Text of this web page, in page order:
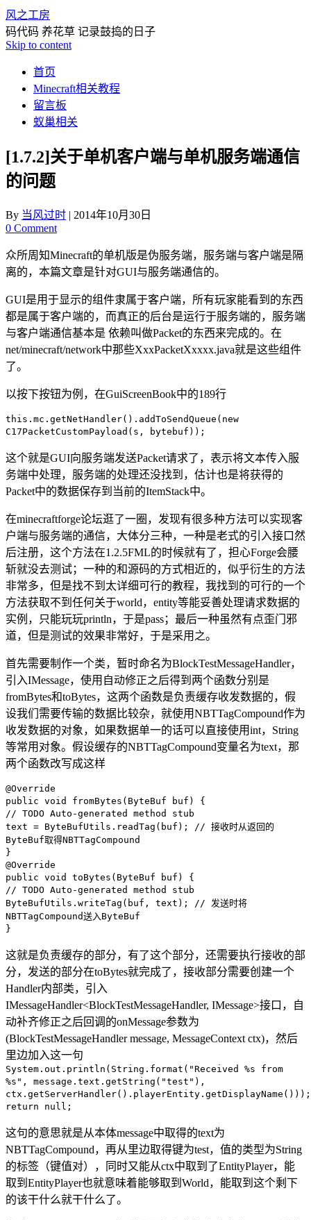
风之工房
码代码 养花草 记录鼓捣的日子
Skip to content
首页
Minecraft相关教程
留言板
蚁巢相关
[1.7.2]关于单机客户端与单机服务端通信
的问题
By 当风过时 | 2014年10月30日
0 Comment
众所周知Minecraft的单机版是伪服务端，服务端与客户端是隔
离的，本篇文章是针对GUI与服务端通信的。
GUI是用于显示的组件隶属于客户端，所有玩家能看到的东西
都是属于客户端的，而真正的后台是运行于服务端的，服务端
与客户端通信基本是 依赖叫做Packet的东西来完成的。在
net/minecraft/network中那些XxxPacketXxxxx.java就是这些组件
了。
以按下按钮为例，在GuiScreenBook中的189行
this.mc.getNetHandler().addToSendQueue(new
C17PacketCustomPayload(s, bytebuf));
这个就是GUI向服务端发送Packet请求了，表示将文本传入服
务端中处理，服务端的处理还没找到，估计也是将获得的
Packet中的数据保存到当前的ItemStack中。
在minecraftforge论坛逛了一圈，发现有很多种方法可以实现客
户端与服务端的通信，大体分三种，一种是老式的引入接口然
后注册，这个方法在1.2.5FML的时候就有了，担心Forge会腰
斩就没去测试；一种的和源码的方式相近的，似乎衍生的方法
非常多，但是找不到太详细可行的教程，我找到的可行的一个
方法获取不到任何关于world，entity等能妥善处理请求数据的
实例，只能玩玩println，于是pass；最后一种虽然有点歪门邪
道，但是测试的效果非常好，于是采用之。
首先需要制作一个类，暂时命名为BlockTestMessageHandler，
引入IMessage，使用自动修正之后得到两个函数分别是
fromBytes和toBytes，这两个函数是负责缓存收发数据的，假
设我们需要传输的数据比较杂，就使用NBTTagCompound作为
收发数据的对象，如果数据单一的话可以直接使用int，String
等常用对象。假设缓存的NBTTagCompound变量名为text，那
两个函数改写成这样
@Override
public void fromBytes(ByteBuf buf) {
// TODO Auto-generated method stub
text = ByteBufUtils.readTag(buf); // 接收时从返回的
ByteBuf取得NBTTagCompound
}
@Override
public void toBytes(ByteBuf buf) {
// TODO Auto-generated method stub
ByteBufUtils.writeTag(buf, text); // 发送时将
NBTTagCompound送入ByteBuf
}
这就是负责缓存的部分，有了这个部分，还需要执行接收的部
分，发送的部分在toBytes就完成了，接收部分需要创建一个
Handler内部类，引入
IMessageHandler<BlockTestMessageHandler, IMessage>接口，自
动补齐修正之后回调的onMessage参数为
(BlockTestMessageHandler message, MessageContext ctx)，然后
里边加入这一句
System.out.println(String.format("Received %s from
%s", message.text.getString("test"),
ctx.getServerHandler().playerEntity.getDisplayName()));
return null;
这句的意思就是从本体message中取得的text为
NBTTagCompound，再从里边取得键为test，值的类型为String
的标签（键值对），同时又能从ctx中取到了EntityPlayer，能
取到EntityPlayer也就意味着能够取到World，能取到这个剩下
的该干什么就干什么了。